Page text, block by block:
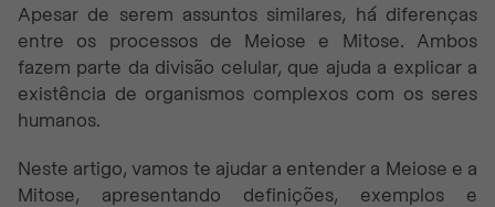
Apesar de serem assuntos similares, há diferenças
entre os processos de Meiose e Mitose. Ambos
fazem parte da divisão celular, que ajuda a explicar a
existência de organismos complexos com os seres
humanos.
Neste artigo, vamos te ajudar a entender a Meiose e a
Mitose, apresentando definições, exemplos e